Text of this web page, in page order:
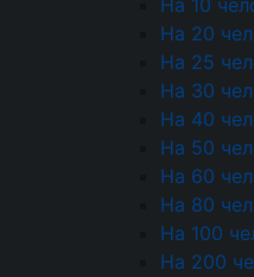
На 10
На 20
На 25
На 30
На 40
На 50
На 60
На 80
На 100
На 200
справляются с темпом
память куда прочнее
организация
«заказать еду», а
сценарий на несколько
26.07.2026 13:00
КЕЙТЕРИНГ НА